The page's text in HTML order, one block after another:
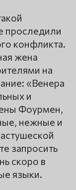
проследили
конфликта.
жена
на
«Венера
и
Фоурмен,
нежные и
запросить
скоро в
языки.